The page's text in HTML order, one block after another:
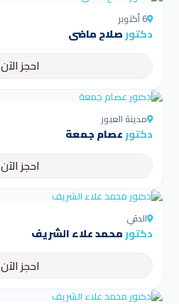
6 أكتوبر
دكتورصلاح ماضي
احجز الآن
مدينة العبور
دكتورعصام جمعة
احجز الآن
الدقي
دكتورمحمد علاء الشريف
احجز الآن